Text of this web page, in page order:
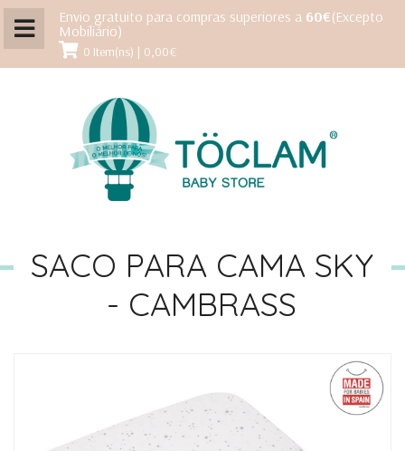
Envio gratuito para compras superiores a 60€(Excepto
Mobiliário)
0 Item(ns) | 0,00€
SACO PARA CAMA SKY
- CAMBRASS